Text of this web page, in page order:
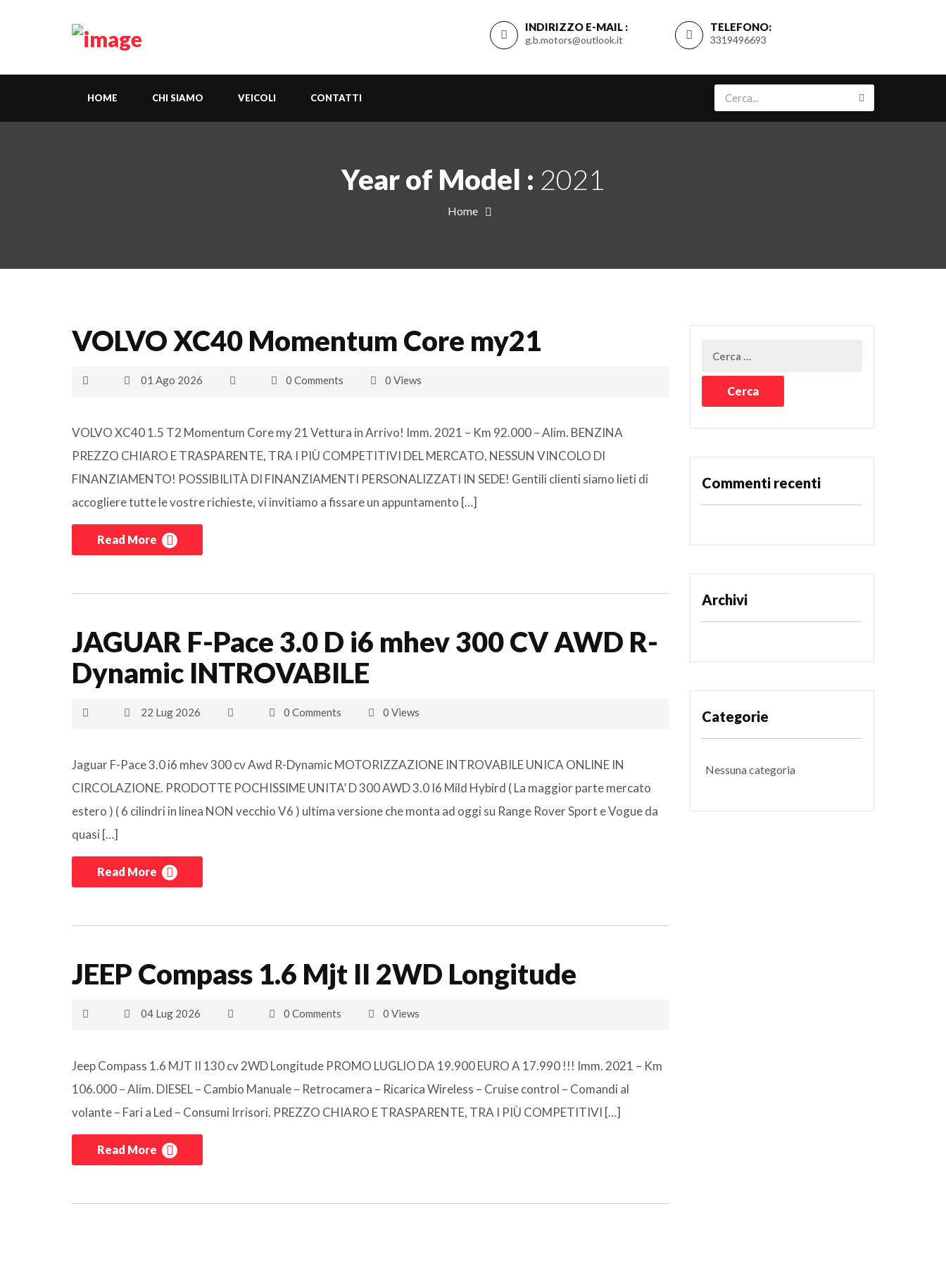
INDIRIZZO E-MAIL :
g.b.motors@outlook.it
TELEFONO:
3319496693
HOME CHI SIAMO VEICOLI CONTATTI
Year of Model : 2021
Home
VOLVO XC40 Momentum Core my21
01 Ago 2026 0 Comments 0 Views
VOLVO XC40 1.5 T2 Momentum Core my 21 Vettura in Arrivo! Imm. 2021 – Km 92.000 – Alim. BENZINA
PREZZO CHIARO E TRASPARENTE, TRA I PIÙ COMPETITIVI DEL MERCATO, NESSUN VINCOLO DI
FINANZIAMENTO! POSSIBILITÀ DI FINANZIAMENTI PERSONALIZZATI IN SEDE! Gentili clienti siamo lieti di
accogliere tutte le vostre richieste, vi invitiamo a fissare un appuntamento […]
Read More
JAGUAR F-Pace 3.0 D i6 mhev 300 CV AWD R-
Dynamic INTROVABILE
22 Lug 2026 0 Comments 0 Views
Jaguar F-Pace 3.0 i6 mhev 300 cv Awd R-Dynamic MOTORIZZAZIONE INTROVABILE UNICA ONLINE IN
CIRCOLAZIONE. PRODOTTE POCHISSIME UNITA’ D 300 AWD 3.0 I6 Mild Hybird ( La maggior parte mercato
estero ) ( 6 cilindri in linea NON vecchio V6 ) ultima versione che monta ad oggi su Range Rover Sport e Vogue da
quasi […]
Read More
JEEP Compass 1.6 Mjt II 2WD Longitude
04 Lug 2026 0 Comments 0 Views
Jeep Compass 1.6 MJT II 130 cv 2WD Longitude PROMO LUGLIO DA 19.900 EURO A 17.990 !!! Imm. 2021 – Km
106.000 – Alim. DIESEL – Cambio Manuale – Retrocamera – Ricarica Wireless – Cruise control – Comandi al
volante – Fari a Led – Consumi Irrisori. PREZZO CHIARO E TRASPARENTE, TRA I PIÙ COMPETITIVI […]
Read More
Commenti recenti
Archivi
Categorie
Nessuna categoria